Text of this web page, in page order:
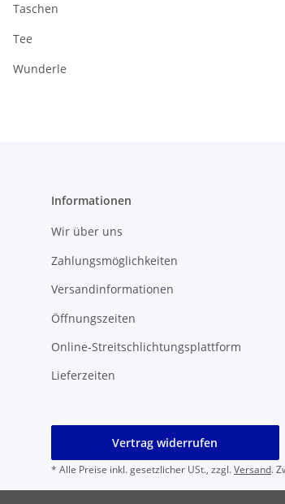
Taschen
Tee
Wunderle
Informationen
Wir über uns
Zahlungsmöglichkeiten
Versandinformationen
Öffnungszeiten
Online-Streitschlichtungsplattform
Lieferzeiten
Vertrag widerrufen
* Alle Preise inkl. gesetzlicher USt., zzgl.Versand.